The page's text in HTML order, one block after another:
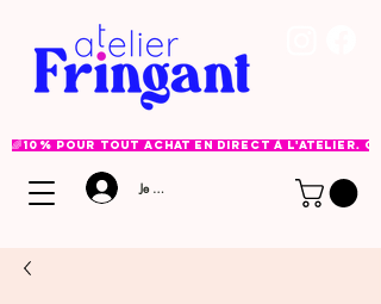
🌈 10% pour tout achat en direct à l'atelier.
Je me connecte